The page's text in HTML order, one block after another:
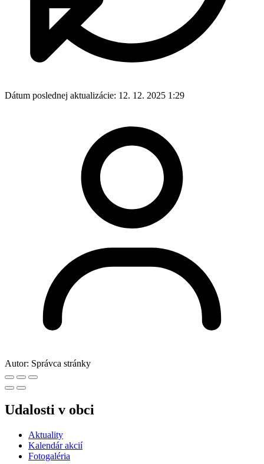
Dátum poslednej aktualizácie: 12. 12. 2025 1:29
Autor: Správca stránky
Udalosti v obci
Aktuality
Kalendár akcií
Fotogaléria